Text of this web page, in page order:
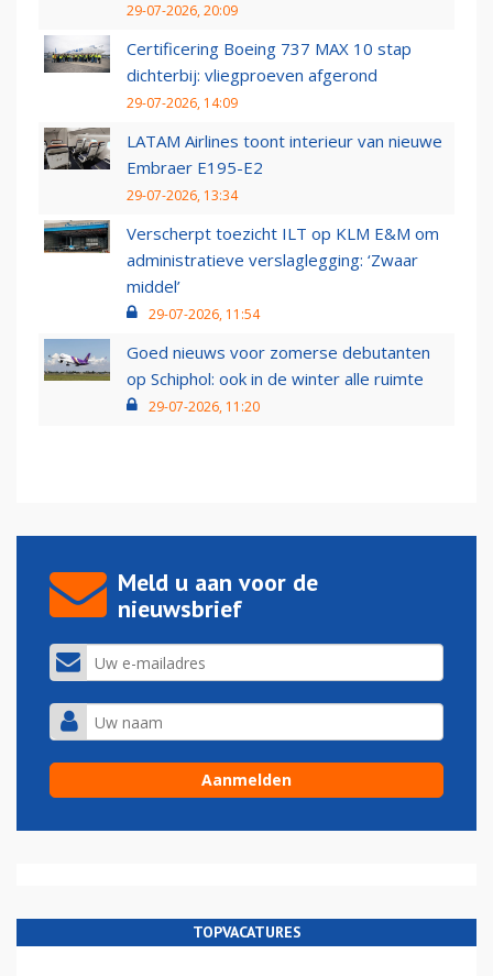
29-07-2026, 20:09
Certificering Boeing 737 MAX 10 stap
dichterbij: vliegproeven afgerond
29-07-2026, 14:09
LATAM Airlines toont interieur van nieuwe
Embraer E195-E2
29-07-2026, 13:34
Verscherpt toezicht ILT op KLM E&M om
administratieve verslaglegging: ‘Zwaar
middel’
29-07-2026, 11:54
Goed nieuws voor zomerse debutanten
op Schiphol: ook in de winter alle ruimte
29-07-2026, 11:20
Meld u aan voor de
nieuwsbrief
TOPVACATURES